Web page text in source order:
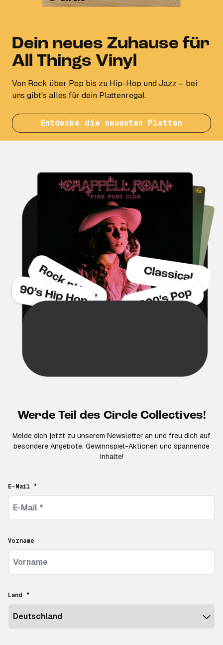
Dein neues Zuhause für
All Things Vinyl
Von Rock über Pop bis zu Hip-Hop und Jazz – bei
uns gibt's alles für dein Plattenregal.
Entdecke die neuesten Platten
Werde Teil des Circle Collectives!
Melde dich jetzt zu unserem Newsletter an und freu dich auf
besondere Angebote, Gewinnspiel-Aktionen und spannende
Inhalte!
E-Mail *
Vorname
Land *